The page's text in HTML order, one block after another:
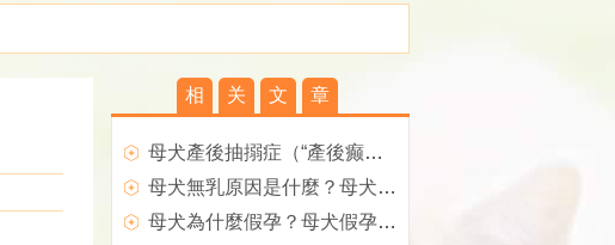
相 关 文 章
母犬產後抽搦症（“產後癫痫”）如何治療？
母犬無乳原因是什麼？母犬產後無奶如何治療？
母犬為什麼假孕？母犬假孕如何預防？